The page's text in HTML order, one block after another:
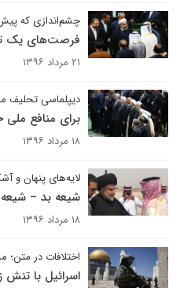
چشم‌اندازی که
فرصت‌های یک
۲۱ مرداد ۱۳۹۶
دیپلماسی تحلیف
برای منافع
۱۸ مرداد ۱۳۹۶
لایه‌های پنهان و
شیعه بد –
۱۸ مرداد ۱۳۹۶
اختلافات در
اسرائیل با